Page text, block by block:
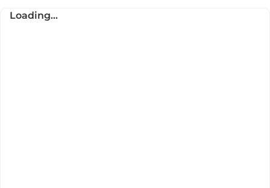
Loading...